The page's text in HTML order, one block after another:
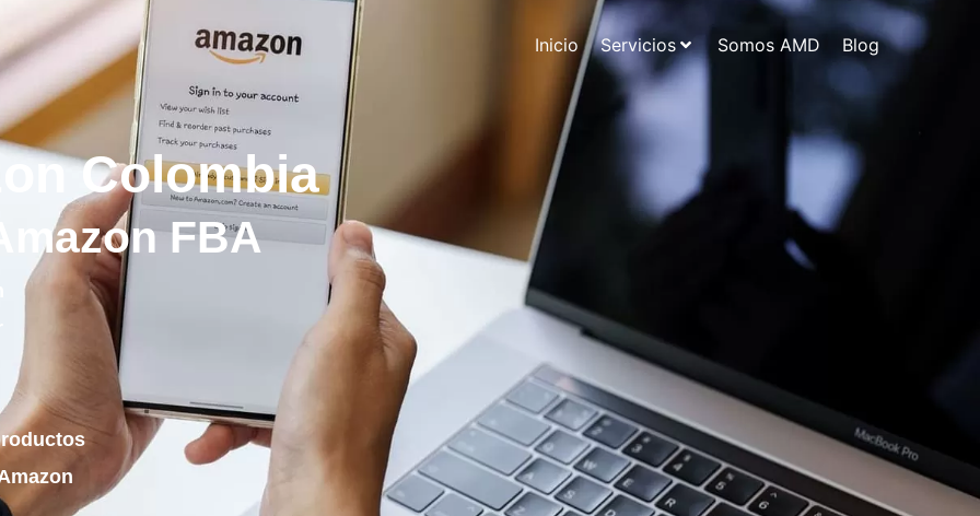
Inicio Servicios Somos AMD Blog
Colombia
FBA